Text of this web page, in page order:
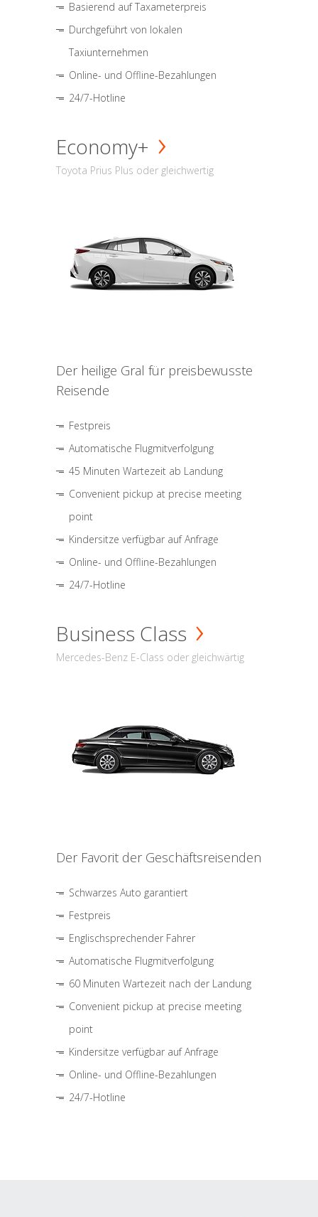
Basierend auf Taxameterpreis
Durchgeführt von lokalen
Taxiunternehmen
Online- und Offline-Bezahlungen
24/7-Hotline
Economy+
Toyota Prius Plus oder gleichwertig
Der heilige Gral für preisbewusste
Reisende
Festpreis
Automatische Flugmitverfolgung
45 Minuten Wartezeit ab Landung
Convenient pickup at precise meeting
point
Kindersitze verfügbar auf Anfrage
Online- und Offline-Bezahlungen
24/7-Hotline
Business Class
Mercedes-Benz E-Class oder gleichwärtig
Der Favorit der Geschäftsreisenden
Schwarzes Auto garantiert
Festpreis
Englischsprechender Fahrer
Automatische Flugmitverfolgung
60 Minuten Wartezeit nach der Landung
Convenient pickup at precise meeting
point
Kindersitze verfügbar auf Anfrage
Online- und Offline-Bezahlungen
24/7-Hotline